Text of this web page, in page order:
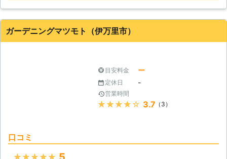
は完全自社施工でお客様が上乗せされ
た料金を払う必要がないので、安心し
てご利用くださいませ。 ●終わりに
草を刈ることで、お客様のお庭はキレ
なぁ」と、悪い印象を持たれてしまう
かもしれません。ぜひ草刈り業者であ
る「岡崎 雄亮」に作業を依頼して、
雑草を処分しましょう。
サービスになるよう努めております。
また弊社では、福岡県の便利屋として
たちいで商店にお任せください。
ガーデニングマツモト（伊万里市）
目安料金 ー
定休日 -
営業時間
★★★★★ 3.7 （3）
口コミ